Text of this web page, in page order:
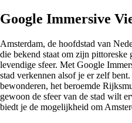
Google Immersive
Amsterdam, de hoofdstad van
die bekend staat om zijn pittoreske
levendige sfeer. Met Google
stad verkennen alsof je er zelf
bewonderen, het beroemde
gewoon de sfeer van de stad wilt
biedt je de mogelijkheid om